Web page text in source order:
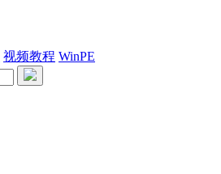
视频教程 WinPE